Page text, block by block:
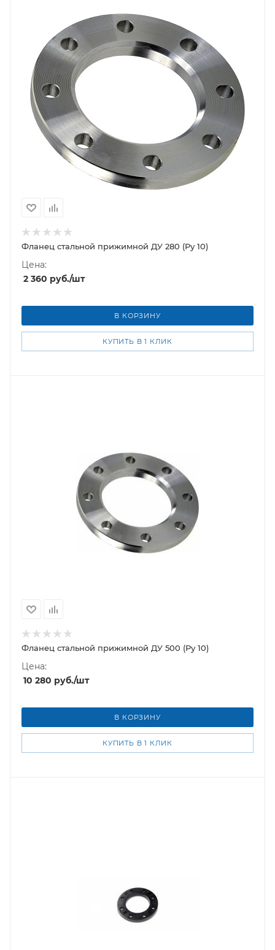
Фланец стальной прижимной ДУ 280 (Ру 10)
Цена:
2 360 руб./шт
В КОРЗИНУ
КУПИТЬ В 1 КЛИК
Фланец стальной прижимной ДУ 500 (Ру 10)
Цена:
10 280 руб./шт
В КОРЗИНУ
КУПИТЬ В 1 КЛИК